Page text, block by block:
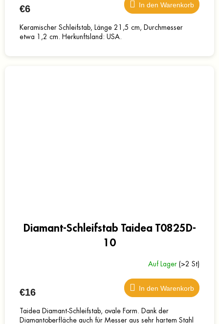
€6 In den Warenkorb
Keramischer Schleifstab, Länge 21,5 cm, Durchmesser
etwa 1,2 cm. Herkunftsland: USA.
Diamant-Schleifstab Taidea T0825D-
10
Auf Lager (>2 St)
€16 In den Warenkorb
Taidea Diamant-Schleifstab, ovale Form. Dank der
Diamantoberfläche auch für Messer aus sehr hartem Stahl